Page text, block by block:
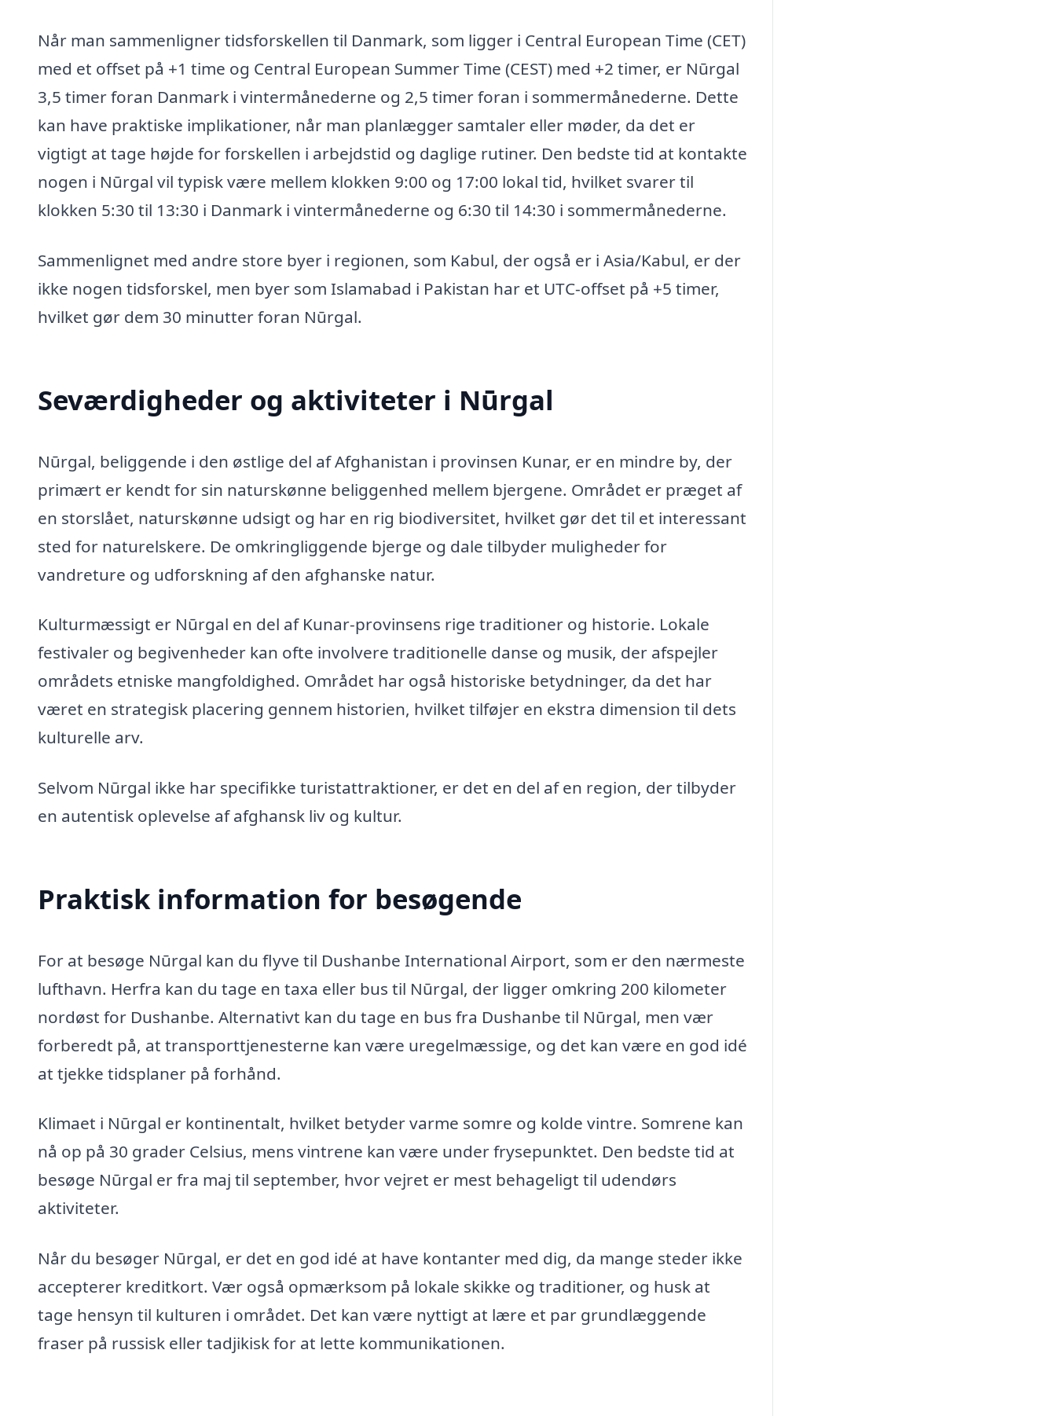
Når man sammenligner tidsforskellen til Danmark, som ligger i Central European Time (CET)
med et offset på +1 time og Central European Summer Time (CEST) med +2 timer, er Nūrgal
3,5 timer foran Danmark i vintermånederne og 2,5 timer foran i sommermånederne. Dette
kan have praktiske implikationer, når man planlægger samtaler eller møder, da det er
vigtigt at tage højde for forskellen i arbejdstid og daglige rutiner. Den bedste tid at kontakte
nogen i Nūrgal vil typisk være mellem klokken 9:00 og 17:00 lokal tid, hvilket svarer til
klokken 5:30 til 13:30 i Danmark i vintermånederne og 6:30 til 14:30 i sommermånederne.
Sammenlignet med andre store byer i regionen, som Kabul, der også er i Asia/Kabul, er der
ikke nogen tidsforskel, men byer som Islamabad i Pakistan har et UTC-offset på +5 timer,
hvilket gør dem 30 minutter foran Nūrgal.
Seværdigheder og aktiviteter i Nūrgal
Nūrgal, beliggende i den østlige del af Afghanistan i provinsen Kunar, er en mindre by, der
primært er kendt for sin naturskønne beliggenhed mellem bjergene. Området er præget af
en storslået, naturskønne udsigt og har en rig biodiversitet, hvilket gør det til et interessant
sted for naturelskere. De omkringliggende bjerge og dale tilbyder muligheder for
vandreture og udforskning af den afghanske natur.
Kulturmæssigt er Nūrgal en del af Kunar-provinsens rige traditioner og historie. Lokale
festivaler og begivenheder kan ofte involvere traditionelle danse og musik, der afspejler
områdets etniske mangfoldighed. Området har også historiske betydninger, da det har
været en strategisk placering gennem historien, hvilket tilføjer en ekstra dimension til dets
kulturelle arv.
Selvom Nūrgal ikke har specifikke turistattraktioner, er det en del af en region, der tilbyder
en autentisk oplevelse af afghansk liv og kultur.
Praktisk information for besøgende
For at besøge Nūrgal kan du flyve til Dushanbe International Airport, som er den nærmeste
lufthavn. Herfra kan du tage en taxa eller bus til Nūrgal, der ligger omkring 200 kilometer
nordøst for Dushanbe. Alternativt kan du tage en bus fra Dushanbe til Nūrgal, men vær
forberedt på, at transporttjenesterne kan være uregelmæssige, og det kan være en god idé
at tjekke tidsplaner på forhånd.
Klimaet i Nūrgal er kontinentalt, hvilket betyder varme somre og kolde vintre. Somrene kan
nå op på 30 grader Celsius, mens vintrene kan være under frysepunktet. Den bedste tid at
besøge Nūrgal er fra maj til september, hvor vejret er mest behageligt til udendørs
aktiviteter.
Når du besøger Nūrgal, er det en god idé at have kontanter med dig, da mange steder ikke
accepterer kreditkort. Vær også opmærksom på lokale skikke og traditioner, og husk at
tage hensyn til kulturen i området. Det kan være nyttigt at lære et par grundlæggende
fraser på russisk eller tadjikisk for at lette kommunikationen.